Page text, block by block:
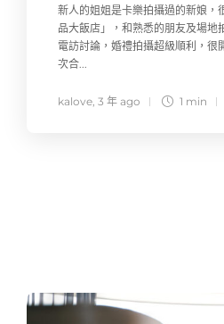
新人的姐姐是卡樂拍攝過的新娘，
品大飯店」，和熟悉的朋友及場地
電訪討論，婚禮拍攝超級順利，很
次合...
kalove 3 年 ago 1 min